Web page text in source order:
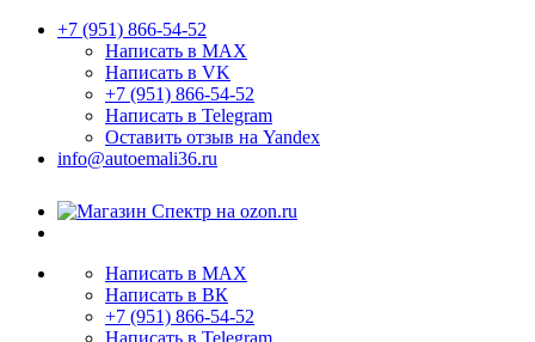
+7 (951) 866-54-52
Написать в MAX
Написать в VK
+7 (951) 866-54-52
Написать в Telegram
Оставить отзыв на Yandex
info@autoemali36.ru
Написать в MAX
Написать в ВК
+7 (951) 866-54-52
Написать в Telegram